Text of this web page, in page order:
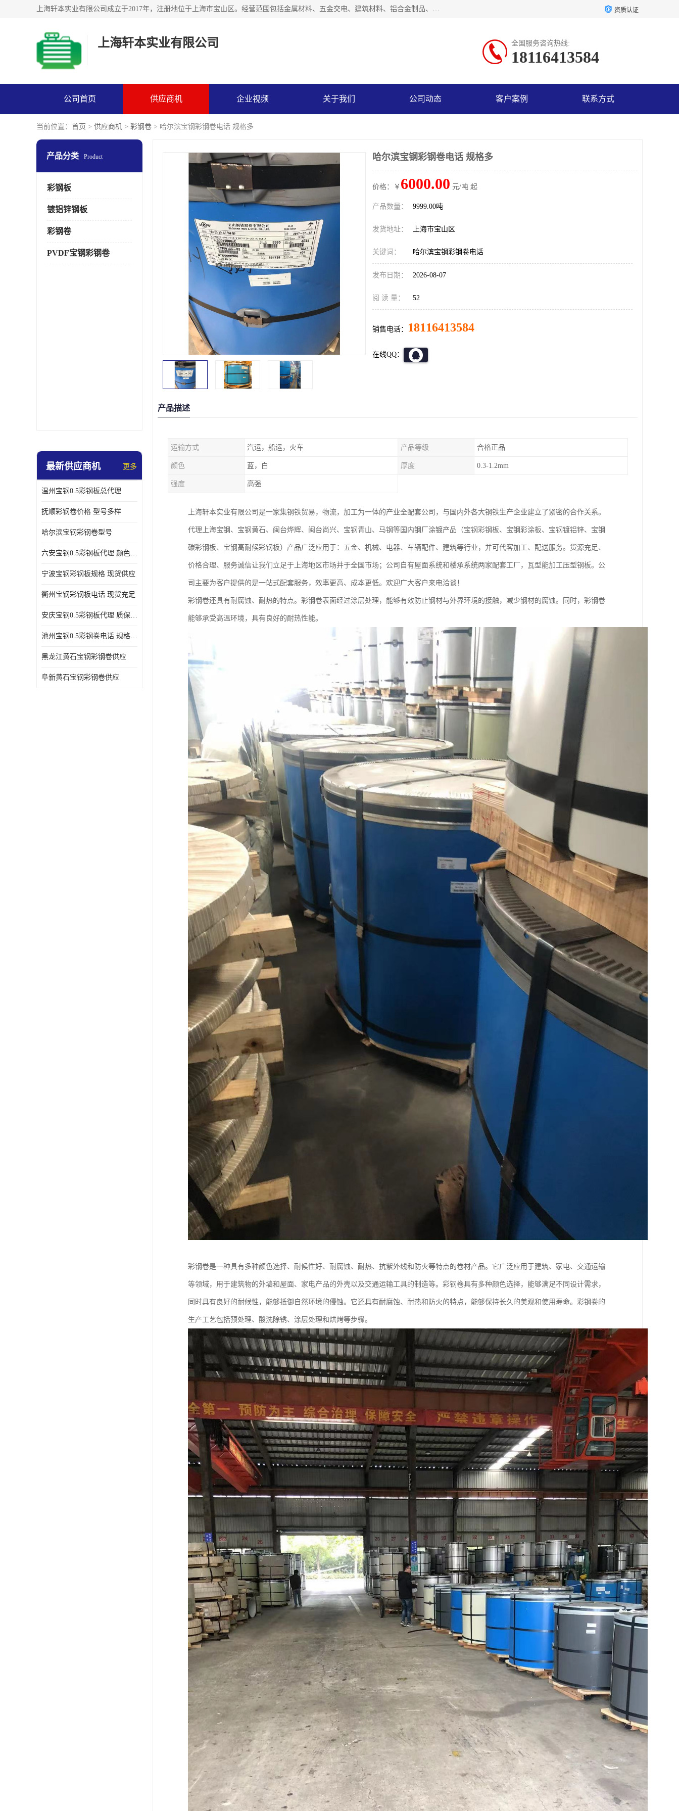
上海轩本实业有限公司成立于2017年，注册地位于上海市宝山区。经营范围包括金属材料、五金交电、建筑材料、铝合金制品、机械设备、电线电缆、装潢材料等；公司主营产品：宝钢彩钢板、宝钢彩钢卷、宝钢彩涂板、宝钢彩涂卷、宝钢高耐候彩钢板，宝钢氟碳彩钢板。是一家集钢铁贸易，物流、加工为一体的产业全配套公司。 资质认证
上海轩本实业有限公司 全国服务咨询热线:
18116413584
公司首页 供应商机 企业视频 关于我们 公司动态 客户案例 联系方式
当前位置： 首页 > 供应商机 > 彩钢卷 > 哈尔滨宝钢彩钢卷电话 规格多
产品分类 Product
彩钢板
镀铝锌钢板
彩钢卷
PVDF宝钢彩钢卷
最新供应商机 更多
温州宝钢0.5彩钢板总代理
抚顺彩钢卷价格 型号多样
哈尔滨宝钢彩钢卷型号
六安宝钢0.5彩钢板代理 颜色定制
宁波宝钢彩钢板规格 现货供应
衢州宝钢彩钢板电话 现货充足
安庆宝钢0.5彩钢板代理 质保十年起
池州宝钢0.5彩钢卷电话 规格多样
黑龙江黄石宝钢彩钢卷供应
阜新黄石宝钢彩钢卷供应
哈尔滨宝钢彩钢卷电话 规格多
价格：￥ 6000.00 元/吨 起
产品数量： 9999.00吨
发货地址： 上海市宝山区
关键词： 哈尔滨宝钢彩钢卷电话
发布日期： 2026-08-07
阅 读 量： 52
销售电话： 18116413584
在线QQ：
产品描述
运输方式 汽运，船运，火车 产品等级 合格正品
颜色 蓝，白 厚度 0.3-1.2mm
强度 高强
上海轩本实业有限公司是一家集钢铁贸易，物流，加工为一体的产业全配套公司，与国内外各大钢铁生产企业建立了紧密的合作关系。
代理上海宝钢、宝钢黄石、闽台烨辉、闽台尚兴、宝钢青山、马钢等国内钢厂涂镀产品（宝钢彩钢板、宝钢彩涂板、宝钢镀铝锌、宝钢
碳彩钢板、宝钢高耐候彩钢板）产品广泛应用于：五金、机械、电器、车辆配件、建筑等行业，并可代客加工、配送服务。货源充足、
价格合理、服务诚信让我们立足于上海地区市场并于全国市场；公司自有屋面系统和楼承系统两家配套工厂，瓦型能加工压型钢板。公
司主要为客户提供的是一站式配套服务，效率更高、成本更低。欢迎广大客户来电洽谈！
彩钢卷还具有耐腐蚀、耐热的特点。彩钢卷表面经过涂层处理，能够有效防止钢材与外界环境的接触，减少钢材的腐蚀。同时，彩钢卷
能够承受高温环境，具有良好的耐热性能。
彩钢卷是一种具有多种颜色选择、耐候性好、耐腐蚀、耐热、抗紫外线和防火等特点的卷材产品。它广泛应用于建筑、家电、交通运输
等领域，用于建筑物的外墙和屋面、家电产品的外壳以及交通运输工具的制造等。彩钢卷具有多种颜色选择，能够满足不同设计需求，
同时具有良好的耐候性，能够抵御自然环境的侵蚀。它还具有耐腐蚀、耐热和防火的特点，能够保持长久的美观和使用寿命。彩钢卷的
生产工艺包括预处理、酸洗除锈、涂层处理和烘烤等步骤。